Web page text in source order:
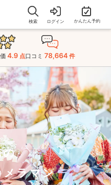
検索 ログイン かんたん予約
4.9 点口コミ 78,664 件
の
メラマン